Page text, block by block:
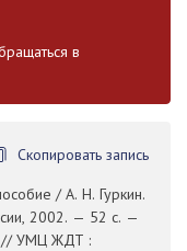
в
Скопировать запись
/ А. Н. Гуркин.
2002. — 52 с. —
// УМЦ ЖДТ :